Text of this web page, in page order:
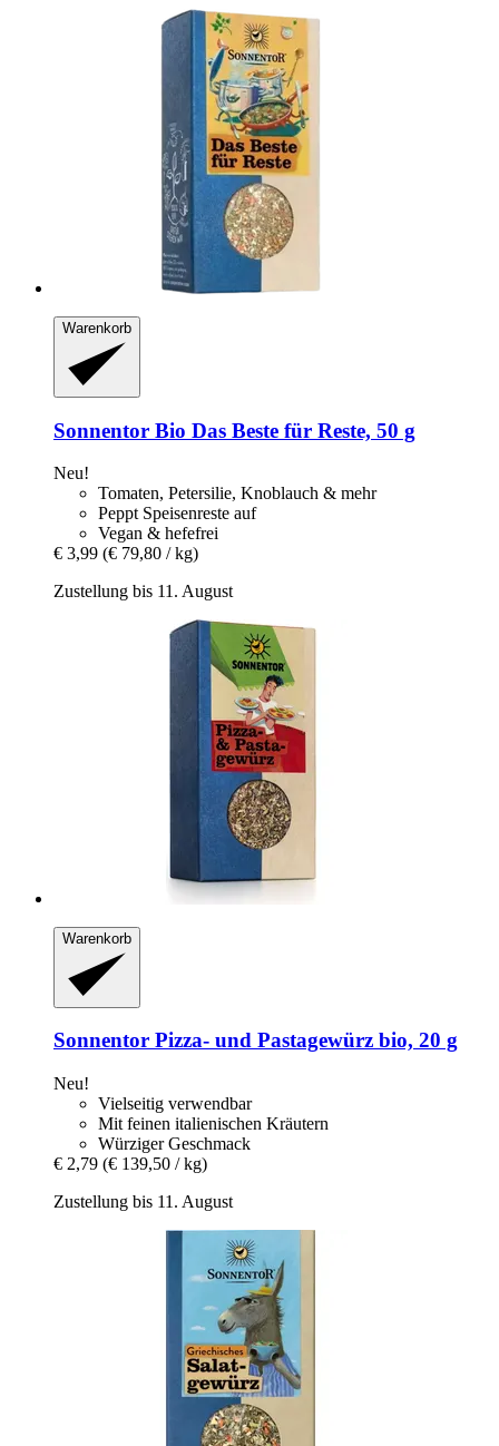
Warenkorb
Sonnentor Bio Das Beste für Reste, 50 g
Neu!
Tomaten, Petersilie, Knoblauch & mehr
Peppt Speisenreste auf
Vegan & hefefrei
€ 3,99 (€ 79,80 / kg)
Zustellung bis 11. August
Warenkorb
Sonnentor Pizza-​ und Pastagewürz bio, 20 g
Neu!
Vielseitig verwendbar
Mit feinen italienischen Kräutern
Würziger Geschmack
€ 2,79 (€ 139,50 / kg)
Zustellung bis 11. August